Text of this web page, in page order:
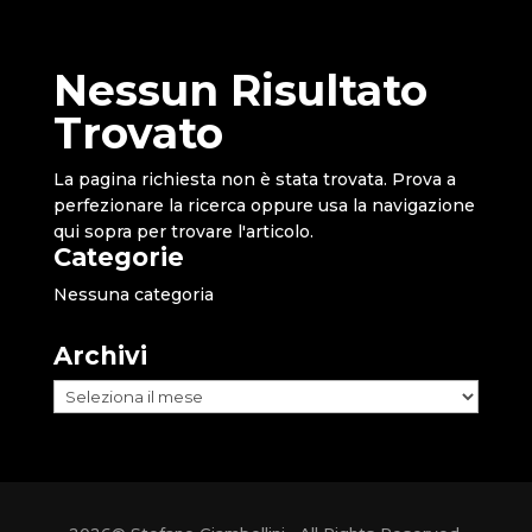
Nessun Risultato
Trovato
La pagina richiesta non è stata trovata. Prova a
perfezionare la ricerca oppure usa la navigazione
qui sopra per trovare l'articolo.
Categorie
Nessuna categoria
Archivi
Archivi